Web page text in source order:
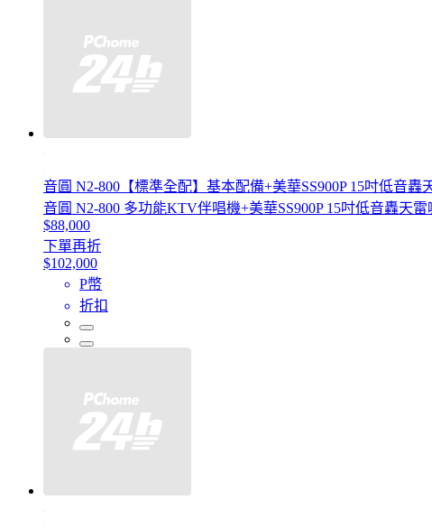
音圓 N2-800【標準全配】基本配備+美華SS900P 15吋低音
音圓 N2-800 多功能KTV伴唱機+美華SS900P 15吋低音轟天
$88,000
下單再折
$102,000
P幣
折扣